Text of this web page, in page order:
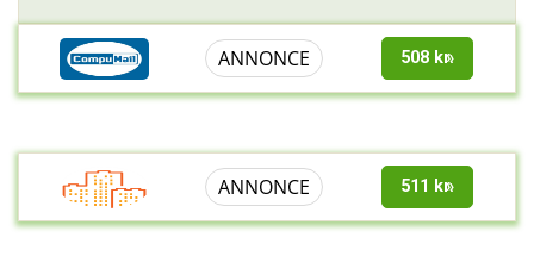
ANNONCE 508 kr.
ANNONCE 511 kr.